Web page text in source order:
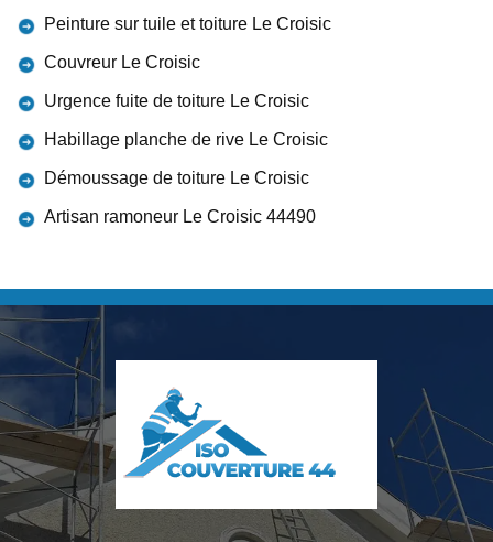
Peinture sur tuile et toiture Le Croisic
Couvreur Le Croisic
Urgence fuite de toiture Le Croisic
Habillage planche de rive Le Croisic
Démoussage de toiture Le Croisic
Artisan ramoneur Le Croisic 44490